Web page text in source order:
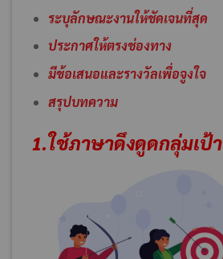
ระบุลักษณะงานให้ชัดเจนที่สุด
ประกาศให้ตรงช่องทาง
มีข้อเสนอและรางวัลเพื่อจูงใจ
สรุปบทความ
1.ใช้ภาษาดึงดูดกลุ่มเป้